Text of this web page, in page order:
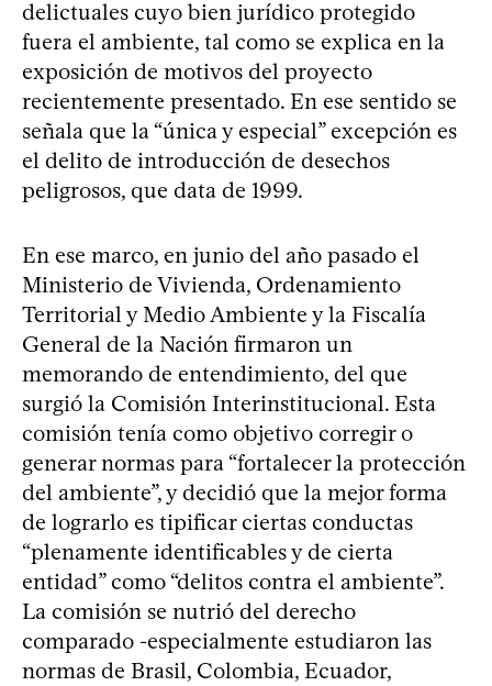
delictuales cuyo bien jurídico protegido
fuera el ambiente, tal como se explica en la
exposición de motivos del proyecto
recientemente presentado. En ese sentido se
señala que la “única y especial” excepción es
el delito de introducción de desechos
peligrosos, que data de 1999.
En ese marco, en junio del año pasado el
Ministerio de Vivienda, Ordenamiento
Territorial y Medio Ambiente y la Fiscalía
General de la Nación firmaron un
memorando de entendimiento, del que
surgió la Comisión Interinstitucional. Esta
comisión tenía como objetivo corregir o
generar normas para “fortalecer la protección
del ambiente”, y decidió que la mejor forma
de lograrlo es tipificar ciertas conductas
“plenamente identificables y de cierta
entidad” como “delitos contra el ambiente”.
La comisión se nutrió del derecho
comparado -especialmente estudiaron las
normas de Brasil, Colombia, Ecuador,